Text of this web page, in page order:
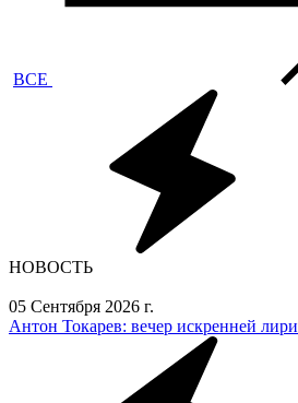
ВСЕ
НОВОСТЬ
05 Сентября 2026 г.
Антон Токарев: вечер искренней